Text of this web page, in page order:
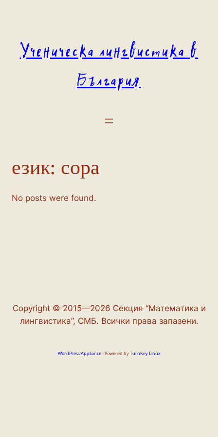
Ученическа лингвистика в
България
език: сора
No posts were found.
Copyright © 2015—2026 Секция “Математика и
лингвистика”, СМБ. Всички права запазени.
WordPress Appliance- Powered byTurnKey Linux